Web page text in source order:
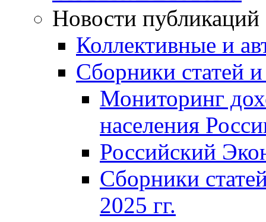
Новости публикаций
Коллективные и
Сборники статей
Мониторинг
населения
Российский
Сборники
2025 гг.